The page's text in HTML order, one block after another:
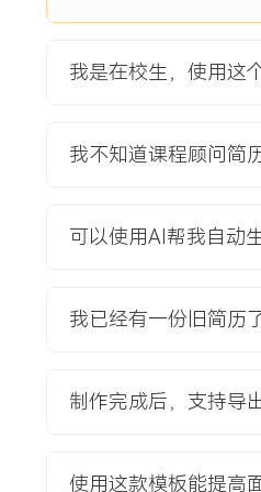
2020-09 -2024-07
程项目，负责市场调研问卷
自我评价
定课程顾问岗位所需的知识
我是在校生，使用这
我不知道课程顾问简
可以使用AI帮我自动
我已经有一份旧简历
制作完成后，支持导
使用这款模板能提高